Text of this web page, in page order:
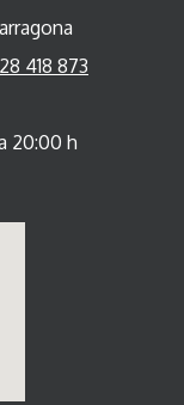
418 873
20:00 h